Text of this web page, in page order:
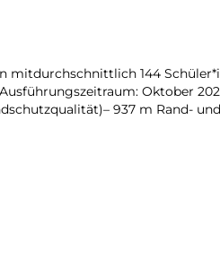
mitdurchschnittlich 144
Oktober
937 m Rand- und